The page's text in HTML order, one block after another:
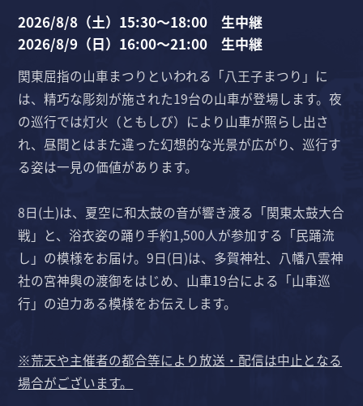
2026/8/8（土）15:30〜18:00 生中継
2026/8/9（日）16:00〜21:00 生中継
関東屈指の山車まつりといわれる「八王子まつり」に
は、精巧な彫刻が施された19台の山車が登場します。夜
の巡行では灯火（ともしび）により山車が照らし出さ
れ、昼間とはまた違った幻想的な光景が広がり、巡行す
る姿は一見の価値があります。
8日(土)は、夏空に和太鼓の音が響き渡る「関東太鼓大合
戦」と、浴衣姿の踊り手約1,500人が参加する「民踊流
し」の模様をお届け。9日(日)は、多賀神社、八幡八雲神
社の宮神輿の渡御をはじめ、山車19台による「山車巡
行」の迫力ある模様をお伝えします。
※荒天や主催者の都合等により放送・配信は中止となる
場合がございます。